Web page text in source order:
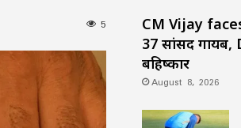
5
CM Vijay
37 सांसद गायब,
बहिष्कार
August 8, 2026